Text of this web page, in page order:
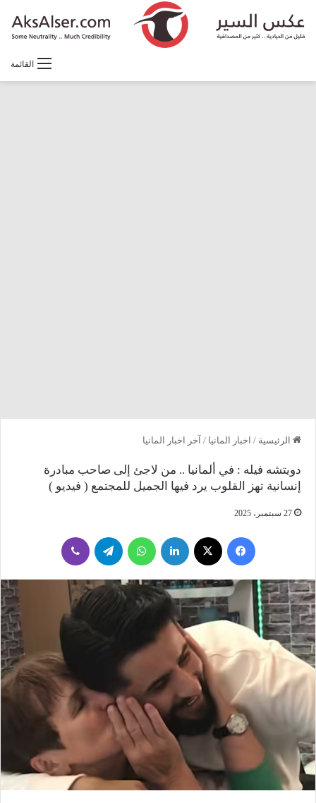
القائمة
الرئيسية / اخبار المانيا / آخر اخبار المانيا
دويتشه فيله : في ألمانيا .. من لاجئ إلى صاحب مبادرة
إنسانية تهز القلوب يرد فيها الجميل للمجتمع ( فيديو )
27 سبتمبر، 2025
فيسبوك لينكدإن واتساب تيلقرام